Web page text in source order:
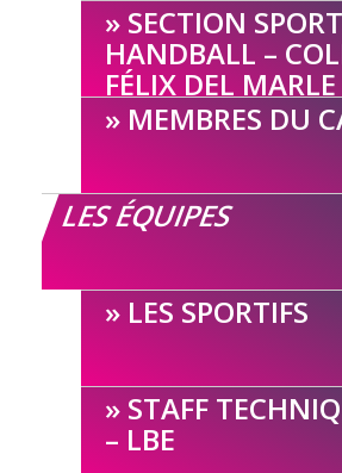
SECTION
HANDBALL –
FÉLIX DEL MARLE
MEMBRES DU
LES ÉQUIPES
LES SPORTIFS
STAFF
– LBE